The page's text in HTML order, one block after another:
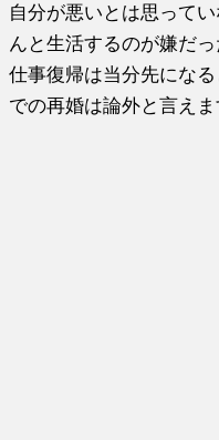
自分が悪いとは思って
んと生活するのが嫌だ
仕事復帰は当分先にな
での再婚は論外と言えま